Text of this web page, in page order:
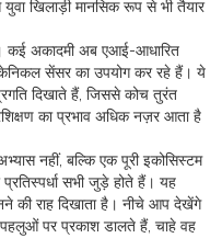
युवा खिलाड़ी मानसिक रूप से भी तैयार
कई अकादमी अब एआई-आधारित
सेंसर का उपयोग कर रहे हैं। ये
दिखाते हैं, जिससे कोच तुरंत
का प्रभाव अधिक नज़र आता है
नहीं, बल्कि एक पूरी इकोसिस्टम
प्रतिस्पर्धा सभी जुड़े होते हैं। यह
की राह दिखाता है। नीचे आप देखेंगे
पर प्रकाश डालते हैं, चाहे वह